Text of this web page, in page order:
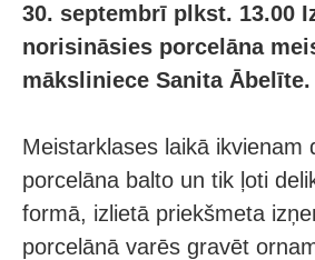
30. septembrī plkst. 13.00
norisināsies porcelāna
māksliniece Sanita Ābelīte.
Meistarklases laikā
porcelāna balto un tik ļoti
formā, izlietā priekšmeta
porcelānā varēs gravēt